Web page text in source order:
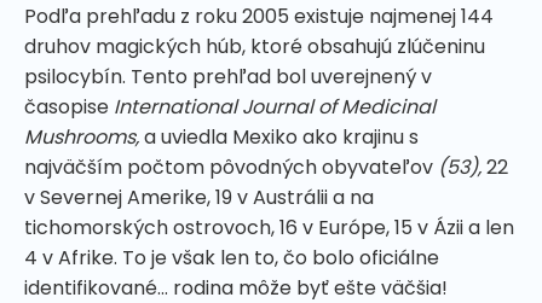
Podľa prehľadu z roku 2005 existuje najmenej 144
druhov magických húb, ktoré obsahujú zlúčeninu
psilocybín. Tento prehľad bol uverejnený v
časopise International Journal of Medicinal
Mushrooms,a uviedla Mexiko ako krajinu s
najväčším počtom pôvodných obyvateľov (53),22
v Severnej Amerike, 19 v Austrálii a na
tichomorských ostrovoch, 16 v Európe, 15 v Ázii a len
4 v Afrike. To je však len to, čo bolo oficiálne
identifikované... rodina môže byť ešte väčšia!